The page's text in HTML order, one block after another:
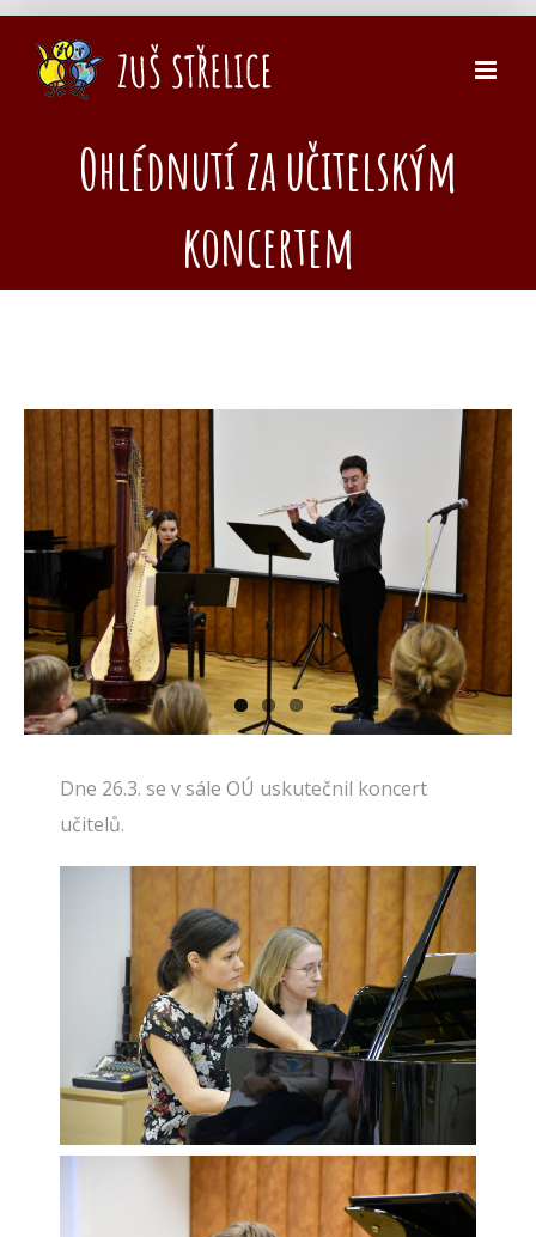
Přeskočit
obsah
Ohlédnutí za učitelským
koncertem
větší
Dne 26.3. se v sále OÚ uskutečnil koncert
učitelů.